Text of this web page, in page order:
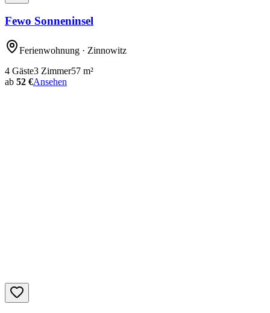
Fewo Sonneninsel
Ferienwohnung · Zinnowitz
4 Gäste3 Zimmer57 m²
ab 52 €Ansehen